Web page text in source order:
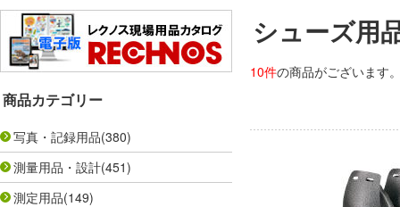
商品カテゴリー
写真・記録用品(380)
測量用品・設計(451)
測定用品(149)
シューズ用
10件の商品がございます